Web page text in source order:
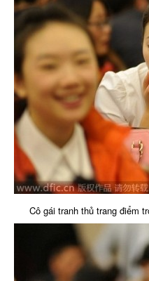
Cô gái tranh thủ trang điểm